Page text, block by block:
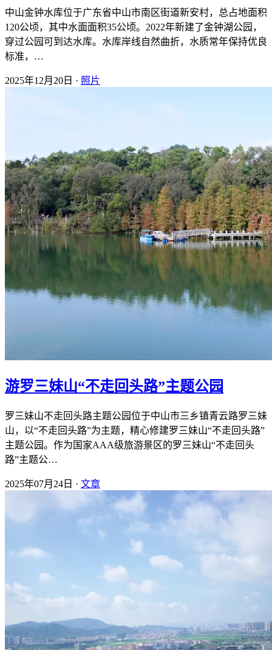
中山金钟水库位于广东省中山市南区街道新安村，总占地面积
120公顷，其中水面面积35公顷。2022年新建了金钟湖公园，
穿过公园可到达水库。水库岸线自然曲折，水质常年保持优良
标准，…
2025年12月20日 · 照片
游罗三妹山“不走回头路”主题公园
罗三妹山不走回头路主题公园位于中山市三乡镇青云路罗三妹
山，以“不走回头路”为主题，精心修建罗三妹山“不走回头路”
主题公园。作为国家AAA级旅游景区的罗三妹山“不走回头
路”主题公…
2025年07月24日 · 文章